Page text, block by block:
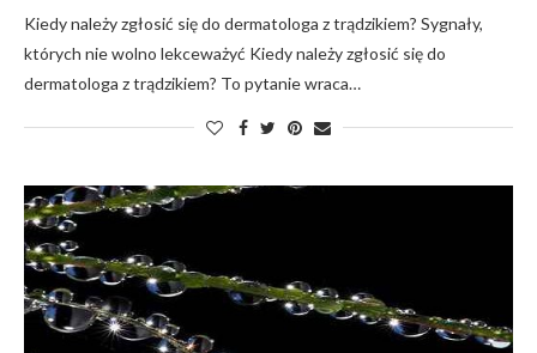
Kiedy należy zgłosić się do dermatologa z trądzikiem? Sygnały,
których nie wolno lekceważyć Kiedy należy zgłosić się do
dermatologa z trądzikiem? To pytanie wraca…